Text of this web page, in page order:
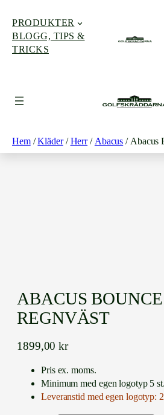
innehåll
PRODUKTER
BLOGG, TIPS &
TRICKS
Hem/Kläder/Herr/ Abacus / Abacus
ABACUS BOUNCE
REGNVÄST
1899,00kr
Pris ex. moms.
Minimum med egen logotyp 5 st.
Leveranstid med egen logotyp: